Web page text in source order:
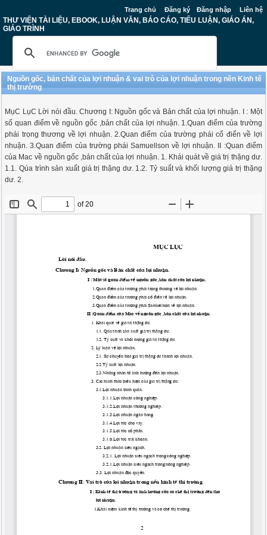
Trang chủ Đăng ký Đăng nhập Liên hệ
THƯ VIỆN TÀI LIỆU, EBOOK, LUẬN VĂN, BÁO CÁO, TIỂU LUẬN, GIÁO ÁN,
GIÁO TRÌNH
Nguồn gốc, bản chất của lợi nhuận & vai trò của lợi nhuận trong nền Kinh tế
thị trường
MụC LụC Lời nói đầu. Chương I: Nguồn gốc và Bản chất của lợi nhuận. I : Một
số quan điểm về nguồn gốc ,bản chất của lợi nhuận. 1.Quan điểm của trường
phái trọng thương về lợi nhuận. 2.Quan điểm của trường phái cổ điển về lợi
nhuận. 3.Quan điểm của trường phái Samuellson về lợi nhuận. II :Quan điểm
của Mac về nguồn gốc ,bản chất của lợi nhuận. 1. Khái quát về giá trị thặng dư.
1.1. Qúa trình sản xuất giá trị thặng dư. 1.2. Tỷ suất và khối lượng giá trị thặng
dư. 2.